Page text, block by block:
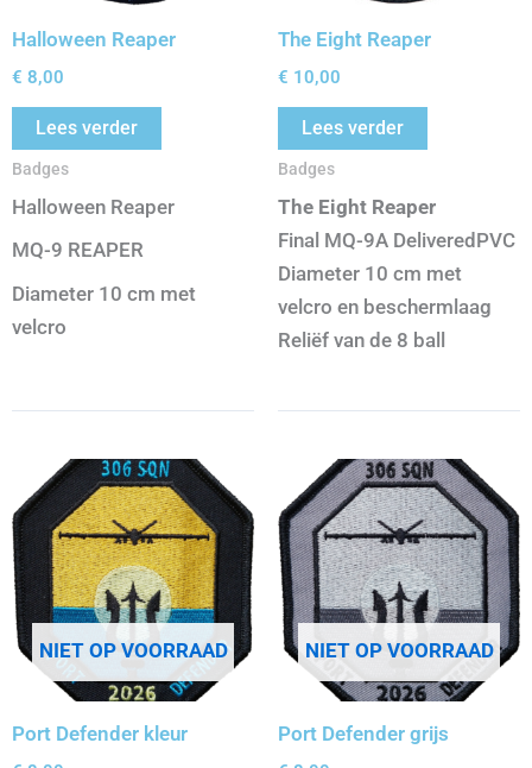
Halloween Reaper
€ 8,00
Lees verder
Badges
Halloween Reaper
MQ-9 REAPER
Diameter 10 cm met
velcro
The Eight Reaper
€ 10,00
Lees verder
Badges
The Eight Reaper
Final MQ-9A DeliveredPVC
Diameter 10 cm met
velcro en beschermlaag
Reliëf van de 8 ball
NIET OP VOORRAAD
Port Defender kleur
NIET OP VOORRAAD
Port Defender grijs